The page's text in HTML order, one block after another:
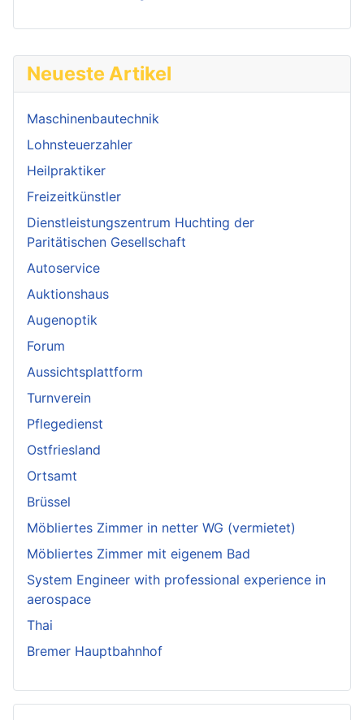
Neueste Artikel
Maschinenbautechnik
Lohnsteuerzahler
Heilpraktiker
Freizeitkünstler
Dienstleistungszentrum Huchting der
Paritätischen Gesellschaft
Autoservice
Auktionshaus
Augenoptik
Forum
Aussichtsplattform
Turnverein
Pflegedienst
Ostfriesland
Ortsamt
Brüssel
Möbliertes Zimmer in netter WG (vermietet)
Möbliertes Zimmer mit eigenem Bad
System Engineer with professional experience in
aerospace
Thai
Bremer Hauptbahnhof